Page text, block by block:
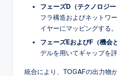
フェーズD（テクノロジ
フラ構造およびネットワ
イヤーにマッピングする。
フェーズEおよびF（機会
デルを用いてギャップを
統合により、TOGAFの出力物